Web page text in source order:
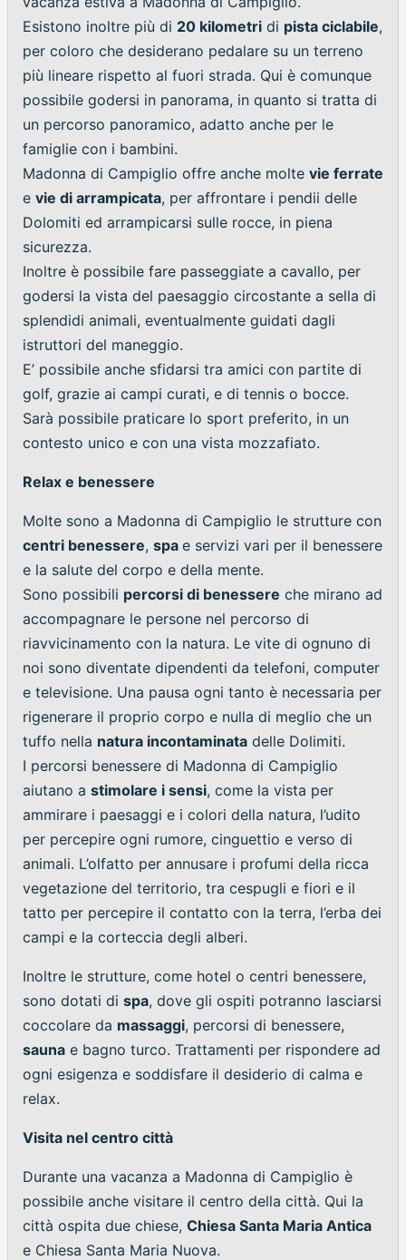
Esistono inoltre più di 20 kilometri di pista ciclabile,
per coloro che desiderano pedalare su un terreno
più lineare rispetto al fuori strada. Qui è comunque
possibile godersi in panorama, in quanto si tratta di
un percorso panoramico, adatto anche per le
famiglie con i bambini.
Madonna di Campiglio offre anche molte vie ferrate
e vie di arrampicata, per affrontare i pendii delle
Dolomiti ed arrampicarsi sulle rocce, in piena
sicurezza.
Inoltre è possibile fare passeggiate a cavallo, per
godersi la vista del paesaggio circostante a sella di
splendidi animali, eventualmente guidati dagli
istruttori del maneggio.
E’ possibile anche sfidarsi tra amici con partite di
golf, grazie ai campi curati, e di tennis o bocce.
Sarà possibile praticare lo sport preferito, in un
contesto unico e con una vista mozzafiato.
Relax e benessere
Molte sono a Madonna di Campiglio le strutture con
centri benessere, spa e servizi vari per il benessere
e la salute del corpo e della mente.
Sono possibili percorsi di benessere che mirano ad
accompagnare le persone nel percorso di
riavvicinamento con la natura. Le vite di ognuno di
noi sono diventate dipendenti da telefoni, computer
e televisione. Una pausa ogni tanto è necessaria per
rigenerare il proprio corpo e nulla di meglio che un
tuffo nella natura incontaminata delle Dolimiti.
I percorsi benessere di Madonna di Campiglio
aiutano a stimolare i sensi, come la vista per
ammirare i paesaggi e i colori della natura, l’udito
per percepire ogni rumore, cinguettio e verso di
animali. L’olfatto per annusare i profumi della ricca
vegetazione del territorio, tra cespugli e fiori e il
tatto per percepire il contatto con la terra, l’erba dei
campi e la corteccia degli alberi.
Inoltre le strutture, come hotel o centri benessere,
sono dotati di spa, dove gli ospiti potranno lasciarsi
coccolare da massaggi, percorsi di benessere,
sauna e bagno turco. Trattamenti per rispondere ad
ogni esigenza e soddisfare il desiderio di calma e
relax.
Visita nel centro città
Durante una vacanza a Madonna di Campiglio è
possibile anche visitare il centro della città. Qui la
città ospita due chiese, Chiesa Santa Maria Antica
e Chiesa Santa Maria Nuova.